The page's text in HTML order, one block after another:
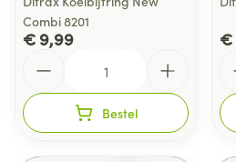
Combi 8201
€ 9,99
Bestel
€